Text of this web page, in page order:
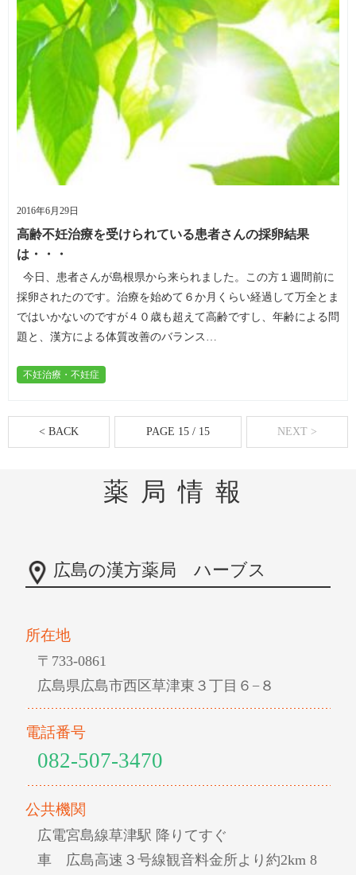
2016年6月29日
高齢不妊治療を受けられている患者さんの採卵結果
は・・・
今日、患者さんが島根県から来られました。この方１週間前に
採卵されたのです。治療を始めて６か月くらい経過して万全とま
ではいかないのですが４０歳も超えて高齢ですし、年齢による問
題と、漢方による体質改善のバランス…
不妊治療・不妊症
< BACK PAGE 15 / 15 NEXT >
薬局情報
広島の漢方薬局 ハーブス
所在地
〒733-0861
広島県広島市西区草津東３丁目６−８
電話番号
082-507-3470
公共機関
広電宮島線草津駅 降りてすぐ
車 広島高速３号線観音料金所より約2km 8